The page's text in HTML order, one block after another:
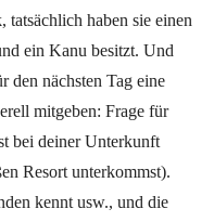
haben sie einen
ein Kanu besitzt. Und
den nächsten Tag eine
mitgeben: Frage für
bei deiner Unterkunft
Resort unterkommst).
kennt usw., und die